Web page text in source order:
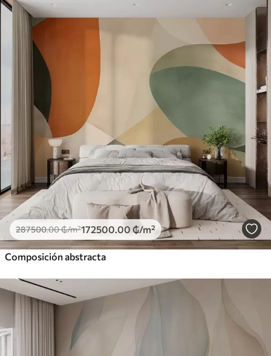
287500.00₲/m²172500 .00 ₲/m²
Composición abstracta